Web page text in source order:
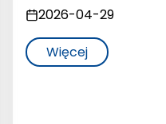
2026-04-29
Więcej